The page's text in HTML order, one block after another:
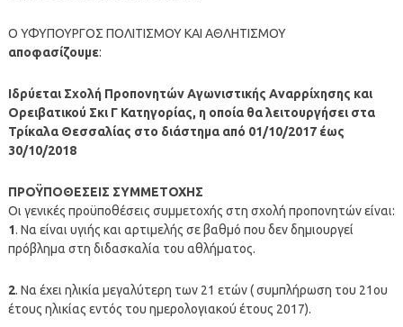
Ο ΥΦΥΠΟΥΡΓΟΣ ΠΟΛΙΤΙΣΜΟΥ ΚΑΙ ΑΘΛΗΤΙΣΜΟΥ
αποφασίζουμε:
Ιδρύεται Σχολή Προπονητών Αγωνιστικής Αναρρίχησης και
Ορειβατικού Σκι Γ Κατηγορίας, η οποία θα λειτουργήσει στα
Τρίκαλα Θεσσαλίας στο διάστημα από 01/10/2017 έως
30/10/2018
ΠΡΟΫΠΟΘΕΣΕΙΣ ΣΥΜΜΕΤΟΧΗΣ
Οι γενικές προϋποθέσεις συμμετοχής στη σχολή προπονητών είναι:
1. Να είναι υγιής και αρτιμελής σε βαθμό που δεν δημιουργεί
πρόβλημα στη διδασκαλία του αθλήματος.
2. Να έχει ηλικία μεγαλύτερη των 21 ετών ( συμπλήρωση του 21ου
έτους ηλικίας εντός του ημερολογιακού έτους 2017).